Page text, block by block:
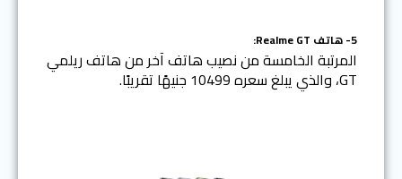
5- هاتف Realme GT:
المرتبة الخامسة من نصيب هاتف آخر من هاتف ريلمي
GT، والذي يبلغ سعره 10499 جنيهًا تقريبًا.